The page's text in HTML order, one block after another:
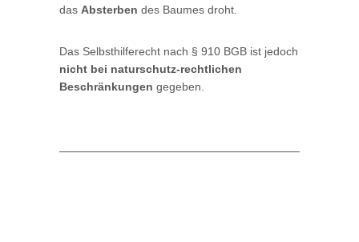
das Absterben des Baumes droht.
Das Selbsthilferecht nach § 910 BGB ist jedoch
nicht bei naturschutz-rechtlichen
Beschränkungen gegeben.